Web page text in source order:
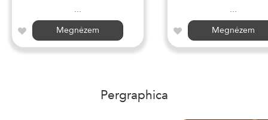
...
Megnézem
...
Megnézem
Pergraphica